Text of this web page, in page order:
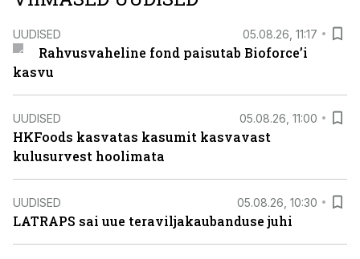
UUDISED 05.08.26, 11:17
Rahvusvaheline fond paisutab Bioforce’i
kasvu
UUDISED 05.08.26, 11:00
HKFoods kasvatas kasumit kasvavast
kulusurvest hoolimata
UUDISED 05.08.26, 10:30
LATRAPS sai uue teraviljakaubanduse juhi